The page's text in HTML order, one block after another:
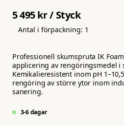
5 495 kr/ Styck
Antal i förpackning: 1
Professionell skumspruta IK
applicering av rengöringsmedel i
Kemikalieresistent inom pH
rengöring av större ytor inom
sanering.
3-6 dagar